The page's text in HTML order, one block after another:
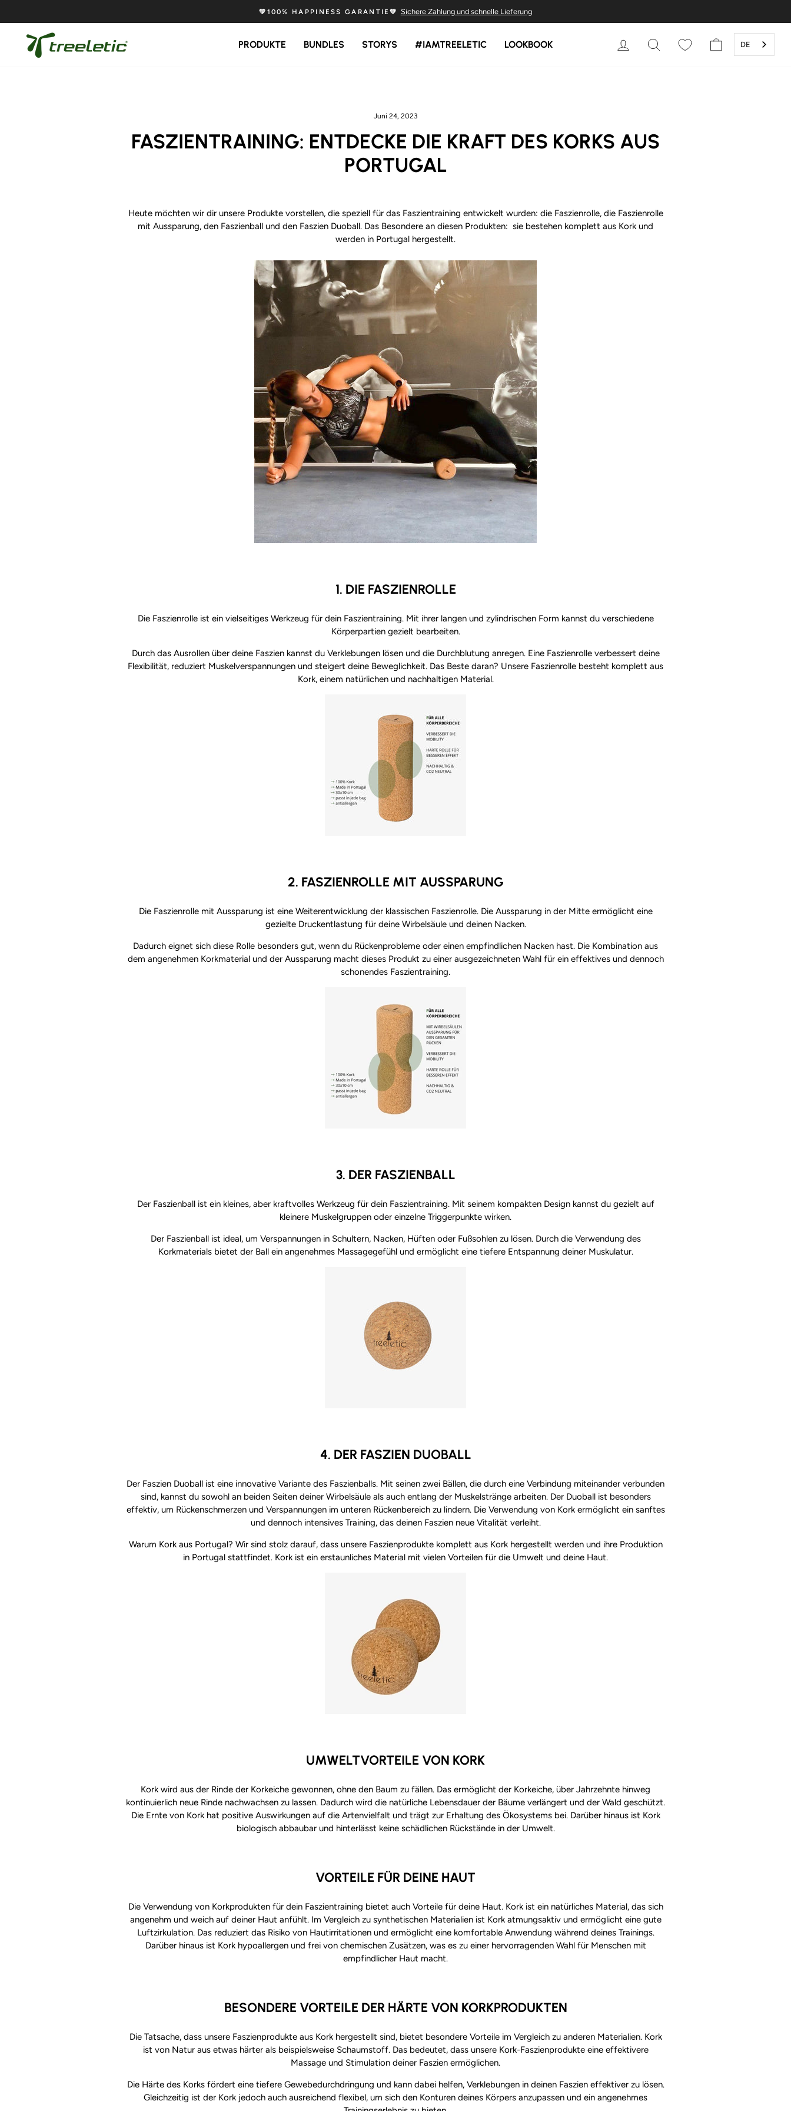
Pause
💚100% HAPPINESS GARANTIE💚 Sichere Zahlung und schnelle Lieferung
PRODUKTE BUNDLES STORYS #IAMTREELETIC LOOKBOOK EINLOGGEN
SUCHE WARENKORB
DE
Juni 24, 2023
FASZIENTRAINING: ENTDECKE DIE KRAFT DES KORKS AUS
PORTUGAL
Heute möchten wir dir unsere Produkte vorstellen, die speziell für das Faszientraining entwickelt wurden: die Faszienrolle, die Faszienrolle
mit Aussparung, den Faszienball und den Faszien Duoball. Das Besondere an diesen Produkten: sie bestehen komplett aus Kork und
werden in Portugal hergestellt.
1. DIE FASZIENROLLE
Die Faszienrolle ist ein vielseitiges Werkzeug für dein Faszientraining. Mit ihrer langen und zylindrischen Form kannst du verschiedene
Körperpartien gezielt bearbeiten.
Durch das Ausrollen über deine Faszien kannst du Verklebungen lösen und die Durchblutung anregen. Eine Faszienrolle verbessert deine
Flexibilität, reduziert Muskelverspannungen und steigert deine Beweglichkeit. Das Beste daran? Unsere Faszienrolle besteht komplett aus
Kork, einem natürlichen und nachhaltigen Material.
2. FASZIENROLLE MIT AUSSPARUNG
Die Faszienrolle mit Aussparung ist eine Weiterentwicklung der klassischen Faszienrolle. Die Aussparung in der Mitte ermöglicht eine
gezielte Druckentlastung für deine Wirbelsäule und deinen Nacken.
Dadurch eignet sich diese Rolle besonders gut, wenn du Rückenprobleme oder einen empfindlichen Nacken hast. Die Kombination aus
dem angenehmen Korkmaterial und der Aussparung macht dieses Produkt zu einer ausgezeichneten Wahl für ein effektives und dennoch
schonendes Faszientraining.
3. DER FASZIENBALL
Der Faszienball ist ein kleines, aber kraftvolles Werkzeug für dein Faszientraining. Mit seinem kompakten Design kannst du gezielt auf
kleinere Muskelgruppen oder einzelne Triggerpunkte wirken.
Der Faszienball ist ideal, um Verspannungen in Schultern, Nacken, Hüften oder Fußsohlen zu lösen. Durch die Verwendung des
Korkmaterials bietet der Ball ein angenehmes Massagegefühl und ermöglicht eine tiefere Entspannung deiner Muskulatur.
4. DER FASZIEN DUOBALL
Der Faszien Duoball ist eine innovative Variante des Faszienballs. Mit seinen zwei Bällen, die durch eine Verbindung miteinander verbunden
sind, kannst du sowohl an beiden Seiten deiner Wirbelsäule als auch entlang der Muskelstränge arbeiten. Der Duoball ist besonders
effektiv, um Rückenschmerzen und Verspannungen im unteren Rückenbereich zu lindern. Die Verwendung von Kork ermöglicht ein sanftes
und dennoch intensives Training, das deinen Faszien neue Vitalität verleiht.
Warum Kork aus Portugal? Wir sind stolz darauf, dass unsere Faszienprodukte komplett aus Kork hergestellt werden und ihre Produktion
in Portugal stattfindet. Kork ist ein erstaunliches Material mit vielen Vorteilen für die Umwelt und deine Haut.
UMWELTVORTEILE VON KORK
Kork wird aus der Rinde der Korkeiche gewonnen, ohne den Baum zu fällen. Das ermöglicht der Korkeiche, über Jahrzehnte hinweg
kontinuierlich neue Rinde nachwachsen zu lassen. Dadurch wird die natürliche Lebensdauer der Bäume verlängert und der Wald geschützt.
Die Ernte von Kork hat positive Auswirkungen auf die Artenvielfalt und trägt zur Erhaltung des Ökosystems bei. Darüber hinaus ist Kork
biologisch abbaubar und hinterlässt keine schädlichen Rückstände in der Umwelt.
VORTEILE FÜR DEINE HAUT
Die Verwendung von Korkprodukten für dein Faszientraining bietet auch Vorteile für deine Haut. Kork ist ein natürliches Material, das sich
angenehm und weich auf deiner Haut anfühlt. Im Vergleich zu synthetischen Materialien ist Kork atmungsaktiv und ermöglicht eine gute
Luftzirkulation. Das reduziert das Risiko von Hautirritationen und ermöglicht eine komfortable Anwendung während deines Trainings.
Darüber hinaus ist Kork hypoallergen und frei von chemischen Zusätzen, was es zu einer hervorragenden Wahl für Menschen mit
empfindlicher Haut macht.
BESONDERE VORTEILE DER HÄRTE VON KORKPRODUKTEN
Die Tatsache, dass unsere Faszienprodukte aus Kork hergestellt sind, bietet besondere Vorteile im Vergleich zu anderen Materialien. Kork
ist von Natur aus etwas härter als beispielsweise Schaumstoff. Das bedeutet, dass unsere Kork-Faszienprodukte eine effektivere
Massage und Stimulation deiner Faszien ermöglichen.
Die Härte des Korks fördert eine tiefere Gewebedurchdringung und kann dabei helfen, Verklebungen in deinen Faszien effektiver zu lösen.
Gleichzeitig ist der Kork jedoch auch ausreichend flexibel, um sich den Konturen deines Körpers anzupassen und ein angenehmes